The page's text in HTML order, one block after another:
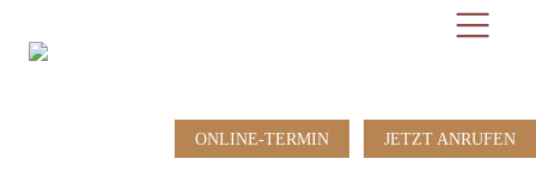
Zum
Inhalt
Zur
ONLINE-TERMIN JETZT ANRUFEN